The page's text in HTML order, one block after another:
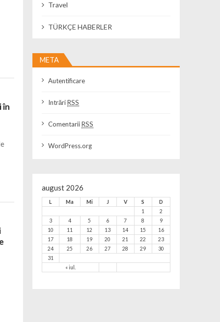
în
Travel
TÜRKÇE HABERLER
META
Autentificare
IntrăriRSS
ComentariiRSS
WordPress.org
august 2026
L Ma Mi J V S D
« iul.
1
2
3
4 5 6 7 8
9
10
11 12 13 14 15
16
17
18 19 20 21 22
23
24
25 26 27 28 29
30
31